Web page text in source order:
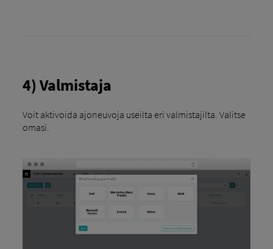
4) Valmistaja
Voit aktivoida ajoneuvoja useilta eri valmistajilta. Valitse
omasi.